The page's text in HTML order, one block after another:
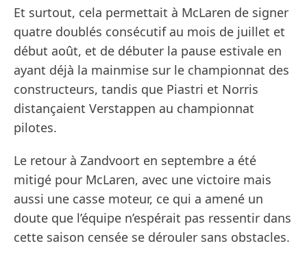
Et surtout, cela permettait à McLaren de signer
quatre doublés consécutif au mois de juillet et
début août, et de débuter la pause estivale en
ayant déjà la mainmise sur le championnat des
constructeurs, tandis que Piastri et Norris
distançaient Verstappen au championnat
pilotes.
Le retour à Zandvoort en septembre a été
mitigé pour McLaren, avec une victoire mais
aussi une casse moteur, ce qui a amené un
doute que l’équipe n’espérait pas ressentir dans
cette saison censée se dérouler sans obstacles.